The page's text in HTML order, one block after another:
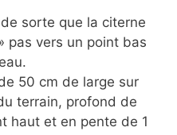
sorte que la citerne
pas vers un point bas
50 cm de large sur
terrain, profond de
haut et en pente de 1